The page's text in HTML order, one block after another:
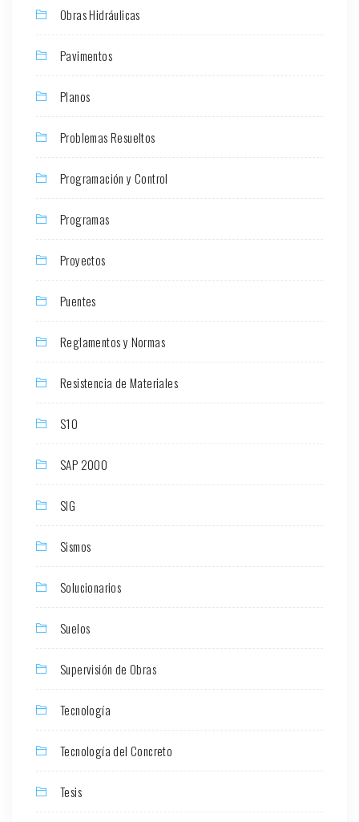
Obras Hidráulicas
Pavimentos
Planos
Problemas Resueltos
Programación y Control
Programas
Proyectos
Puentes
Reglamentos y Normas
Resistencia de Materiales
S10
SAP 2000
SIG
Sismos
Solucionarios
Suelos
Supervisión de Obras
Tecnología
Tecnología del Concreto
Tesis